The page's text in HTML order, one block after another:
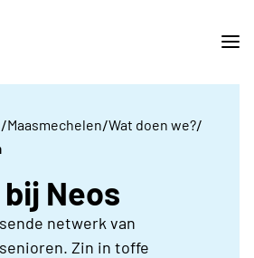
/Maasmechelen/Wat doen we?/
Neos
netwerk van
Zin in toffe